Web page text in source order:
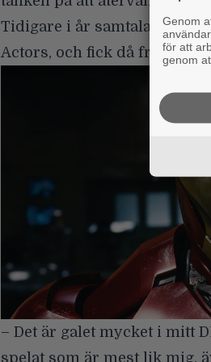
Tidigare i år samtalade han
Actors, och fick då frågan
– Det är galet mycket i mitt
spelat som är mest lik mig,
Genom
för att
genom